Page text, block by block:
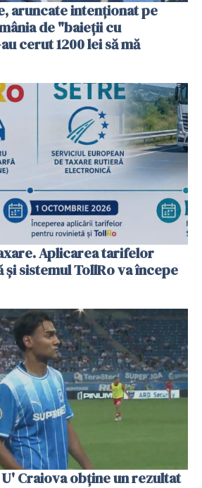
aruncate intenționat pe
de "baieții cu
cerut 1200 lei să mă
Aplicarea tarifelor
sistemul TollRo va începe
Craiova obține un rezultat